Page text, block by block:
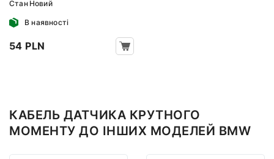
Стан Новий
В наявності
54 PLN
КАБЕЛЬ ДАТЧИКА КРУТНОГО
МОМЕНТУ ДО ІНШИХ МОДЕЛЕЙ BMW